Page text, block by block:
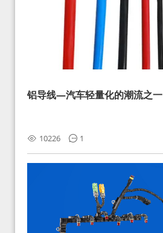
铝导线—汽车轻量化的潮流之一
10226 1